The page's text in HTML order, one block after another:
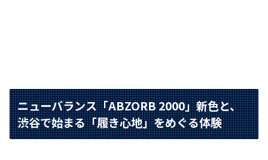
ニューバランス「ABZORB 2000」新色と、
渋谷で始まる「履き心地」をめぐる体験